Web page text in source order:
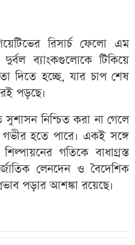
রিসার্চ ফেলো এম
ব্যাংকগুলোকে টিকিয়ে
দিতে হচ্ছে, যার চাপ শেষ
পড়ছে।
নিশ্চিত করা না গেলে
হতে পারে। একই সঙ্গে
গতিকে বাধাগ্রস্ত
লেনদেন ও বৈদেশিক
পড়ার আশঙ্কা রয়েছে।